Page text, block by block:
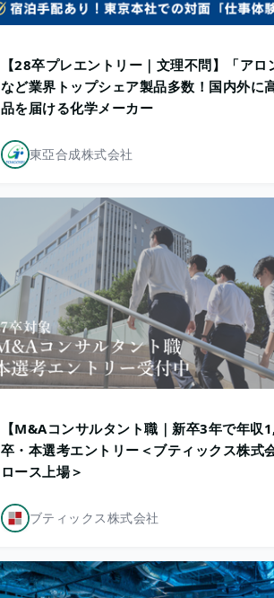
【28卒プレエントリー｜文理不問】「アロ
など業界トップシェア製品多数！国内外に
品を届ける化学メーカー
東亞合成株式会社
【M&Aコンサルタント職｜新卒3年で年収
卒・本選考エントリー＜ブティックス株式
ロース上場＞
ブティックス株式会社